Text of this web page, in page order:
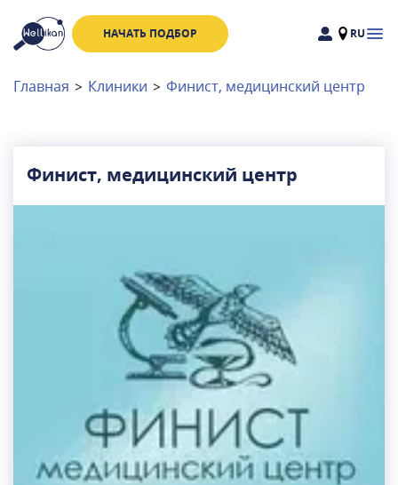
НАЧАТЬ ПОДБОР RU
Доктора
Клиники
Главная > Клиники > Финист, медицинский центр
Финист, медицинский центр